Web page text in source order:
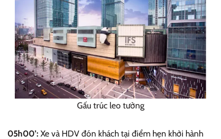
Gấu trúc leo tường
05h00’: Xe và HDV đón khách tại điểm hẹn khởi hành